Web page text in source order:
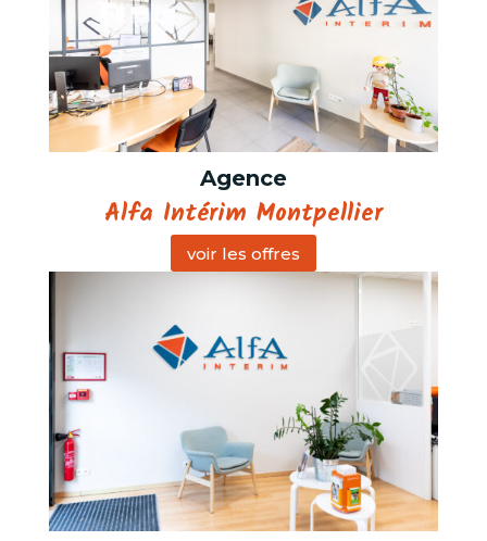
Agence
Alfa Intérim Montpellier
voir les offres